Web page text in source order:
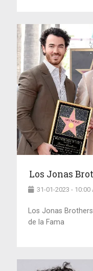
Los Jonas
31-01-2023 - 10:00
Los Jonas
de la Fama